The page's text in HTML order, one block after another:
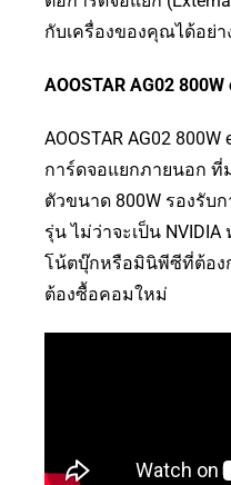
กับเครื่องของคุณได้อย่า
AOOSTAR AG02
AOOSTAR AG02
การ์ดจอแยกภายนอก ที่
ตัวขนาด 800W รองรับ
รุ่น ไม่ว่าจะเป็น
โน้ตบุ๊กหรือมินิพีซีที่ต้อง
ต้องซื้อคอมใหม่